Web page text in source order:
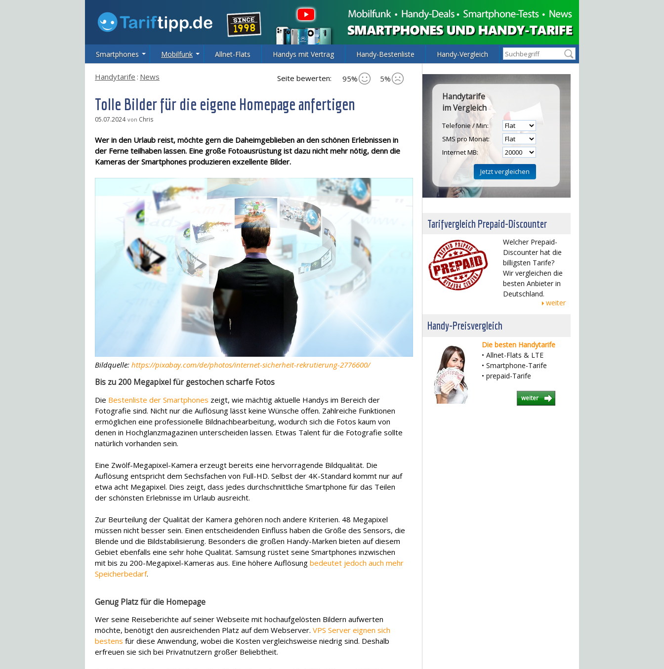
Smartphones Mobilfunk Allnet-Flats Handys mit Vertrag Handy-Bestenliste Handy-Vergleich
Seite bewerten: 95% 5%
Handytarife : News
Tolle Bilder für die eigene Homepage anfertigen
05.07.2024 von Chris
Wer in den Urlaub reist, möchte gern die Daheimgeblieben an den schönen Erlebnissen in
der Ferne teilhaben lassen. Eine große Fotoausrüstung ist dazu nicht mehr nötig, denn die
Kameras der Smartphones produzieren exzellente Bilder.
Bildquelle: https://pixabay.com/de/photos/internet-sicherheit-rekrutierung-2776600/
Bis zu 200 Megapixel für gestochen scharfe Fotos
Die Bestenliste der Smartphones zeigt, wie mächtig aktuelle Handys im Bereich der
Fotografie sind. Nicht nur die Auflösung lässt keine Wünsche offen. Zahlreiche Funktionen
ermöglichen eine professionelle Bildnachbearbeitung, wodurch sich die Fotos kaum von
denen in Hochglanzmagazinen unterscheiden lassen. Etwas Talent für die Fotografie sollte
natürlich vorhanden sein.
Eine Zwölf-Megapixel-Kamera erzeugt bereits eine hervorragende Bildqualität. Die
Auflösung entspricht dem Sechsfachen von Full-HD. Selbst der 4K-Standard kommt nur auf
etwa acht Megapixel. Dies zeigt, dass jedes durchschnittliche Smartphone für das Teilen
der schönsten Erlebnisse im Urlaub ausreicht.
Zur Beurteilung der Qualität der Kamera gehören noch andere Kriterien. 48 Megapixel
müssen nicht besser sein. Einen entscheidenden Einfluss haben die Größe des Sensors, die
Blende und die Bildstabilisierung. Besonders die großen Handy-Marken bieten auf diesem
Gebiet ebenfalls eine sehr hohe Qualität. Samsung rüstet seine Smartphones inzwischen
mit bis zu 200-Megapixel-Kameras aus. Eine höhere Auflösung bedeutet jedoch auch mehr
Speicherbedarf.
Genug Platz für die Homepage
Wer seine Reiseberichte auf seiner Webseite mit hochaufgelösten Bildern aufwerten
möchte, benötigt den ausreichenden Platz auf dem Webserver. VPS Server eignen sich
bestens für diese Anwendung, wobei die Kosten vergleichsweise niedrig sind. Deshalb
erfreuen sie sich bei Privatnutzern großer Beliebtheit.
Handytarife
im Vergleich
Telefonie / Min:
SMS pro Monat:
Internet MB:
Tarifvergleich Prepaid-Discounter
Welcher Prepaid-
Discounter hat die
billigsten Tarife?
Wir vergleichen die
besten Anbieter in
Deutschland.
weiter
Handy-Preisvergleich
Die besten Handytarife
• Allnet-Flats & LTE
• Smartphone-Tarife
• prepaid-Tarife
weiter